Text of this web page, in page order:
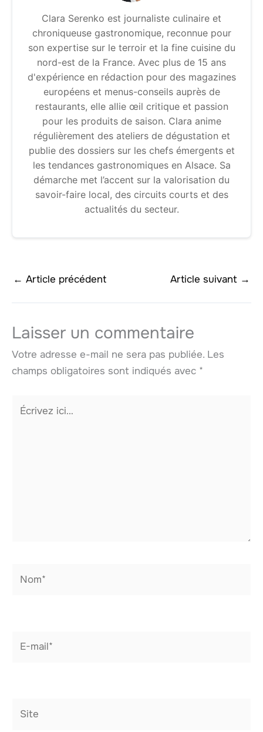
Clara Serenko est journaliste culinaire et
chroniqueuse gastronomique, reconnue pour
son expertise sur le terroir et la fine cuisine du
nord-est de la France. Avec plus de 15 ans
d'expérience en rédaction pour des magazines
européens et menus-conseils auprès de
restaurants, elle allie œil critique et passion
pour les produits de saison. Clara anime
régulièrement des ateliers de dégustation et
publie des dossiers sur les chefs émergents et
les tendances gastronomiques en Alsace. Sa
démarche met l’accent sur la valorisation du
savoir-faire local, des circuits courts et des
actualités du secteur.
← Article précédent Article suivant →
Laisser un commentaire
Votre adresse e-mail ne sera pas publiée. Les
champs obligatoires sont indiqués avec *
Écrivez
ici…